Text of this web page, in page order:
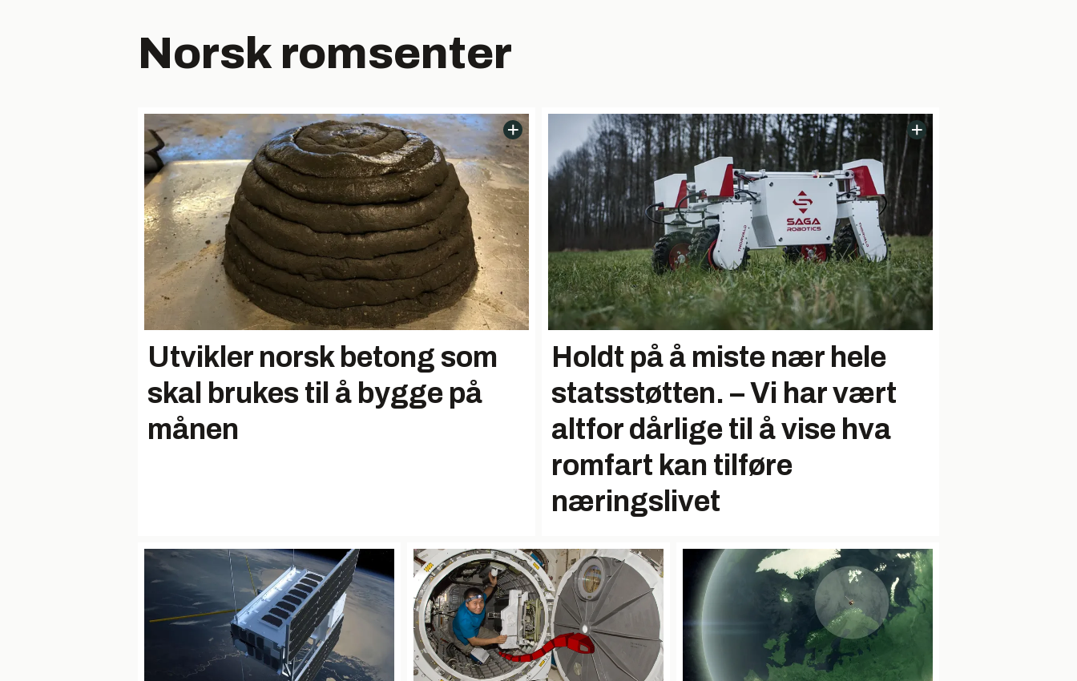
Norsk romsenter
Utvikler norsk betong som
skal brukes til å bygge på
månen
Holdt på å miste nær hele
statsstøtten. – Vi har vært
altfor dårlige til å vise hva
romfart kan tilføre
næringslivet